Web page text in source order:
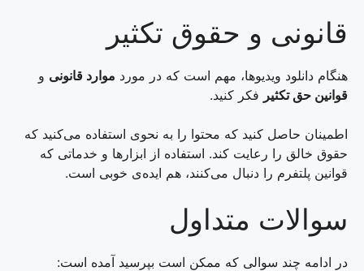
قانونی و حقوق تکثیر
هنگام دانلود ویدیوها، مهم است که در مورد موارد قانونی و
قوانین حق تکثیر فکر کنید.
اطمینان حاصل کنید که محتوا را به نحوی استفاده می‌کنید که
حقوق خالق را رعایت کند. استفاده از ابزارها و خدماتی که
قوانین پلتفرم را دنبال می‌کنند، هم ایده‌ی خوبی است.
سوالات متداول
در ادامه چند سوالی که ممکن است بپرسید آمده است: